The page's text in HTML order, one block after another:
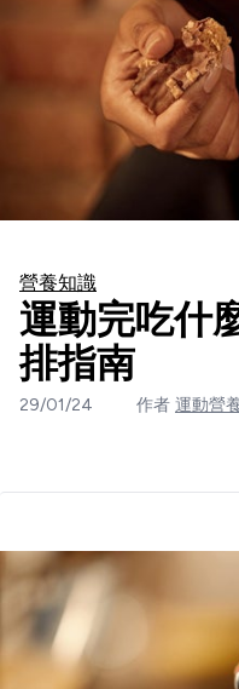
營養知識
運動完吃什
排指南
29/01/24 作者 運動營